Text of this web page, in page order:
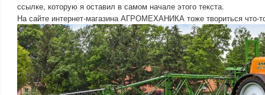
ссылке, которую я оставил в самом начале этого текста.
На сайте интернет-магазина АГРОМЕХАНИКА тоже твориться что-